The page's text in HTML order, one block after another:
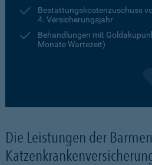
Bestattungskostenzuschuss
4. Versicherungsjahr
Behandlungen mit
Monate Wartezeit)
Die Leistungen der